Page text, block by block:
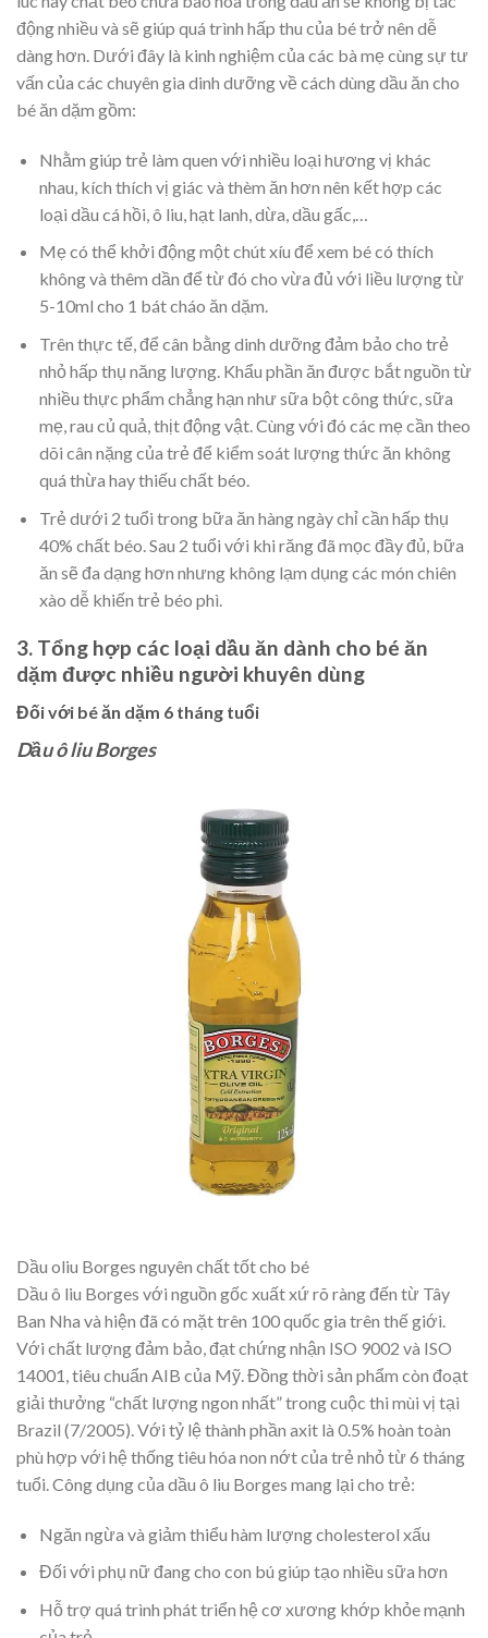
động nhiều và sẽ giúp quá trình hấp thu của bé trở nên dễ
dàng hơn. Dưới đây là kinh nghiệm của các bà mẹ cùng sự tư
vấn của các chuyên gia dinh dưỡng về cách dùng dầu ăn cho
bé ăn dặm gồm:
Nhằm giúp trẻ làm quen với nhiều loại hương vị khác
nhau, kích thích vị giác và thèm ăn hơn nên kết hợp các
loại dầu cá hồi, ô liu, hạt lanh, dừa, dầu gấc,…
Mẹ có thể khởi động một chút xíu để xem bé có thích
không và thêm dần để từ đó cho vừa đủ với liều lượng từ
5-10ml cho 1 bát cháo ăn dặm.
Trên thực tế, để cân bằng dinh dưỡng đảm bảo cho trẻ
nhỏ hấp thụ năng lượng. Khẩu phần ăn được bắt nguồn từ
nhiều thực phẩm chẳng hạn như sữa bột công thức, sữa
mẹ, rau củ quả, thịt động vật. Cùng với đó các mẹ cần theo
dõi cân nặng của trẻ để kiểm soát lượng thức ăn không
quá thừa hay thiếu chất béo.
Trẻ dưới 2 tuổi trong bữa ăn hàng ngày chỉ cần hấp thụ
40% chất béo. Sau 2 tuổi với khi răng đã mọc đầy đủ, bữa
ăn sẽ đa dạng hơn nhưng không lạm dụng các món chiên
xào dễ khiến trẻ béo phì.
3. Tổng hợp các loại dầu ăn dành cho bé ăn
dặm được nhiều người khuyên dùng
Đối với bé ăn dặm 6 tháng tuổi
Dầu ô liu Borges
Dầu oliu Borges nguyên chất tốt cho bé
Dầu ô liu Borges với nguồn gốc xuất xứ rõ ràng đến từ Tây
Ban Nha và hiện đã có mặt trên 100 quốc gia trên thế giới.
Với chất lượng đảm bảo, đạt chứng nhận ISO 9002 và ISO
14001, tiêu chuẩn AIB của Mỹ. Đồng thời sản phẩm còn đoạt
giải thưởng “chất lượng ngon nhất” trong cuộc thi mùi vị tại
Brazil (7/2005). Với tỷ lệ thành phần axit là 0.5% hoàn toàn
phù hợp với hệ thống tiêu hóa non nớt của trẻ nhỏ từ 6 tháng
tuổi. Công dụng của dầu ô liu Borges mang lại cho trẻ:
Ngăn ngừa và giảm thiểu hàm lượng cholesterol xấu
Đối với phụ nữ đang cho con bú giúp tạo nhiều sữa hơn
Hỗ trợ quá trình phát triển hệ cơ xương khớp khỏe mạnh